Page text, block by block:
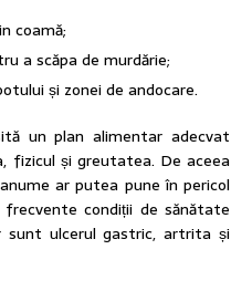
coamă;
a scăpa de murdărie;
și zonei de andocare.
un plan alimentar adecvat
fizicul și greutatea. De aceea
ar putea pune în pericol
condiții de sănătate
sunt ulcerul gastric, artrita și